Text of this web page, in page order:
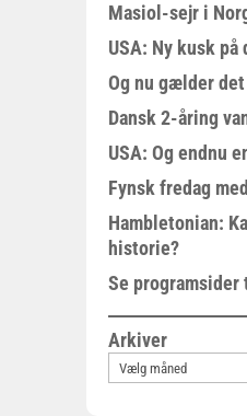
Masiol-sejr i
USA: Ny kusk på
Og nu gælder
Dansk 2-åring
USA: Og endnu
Fynsk fredag
Hambletonian:
historie?
Se
Arkiver